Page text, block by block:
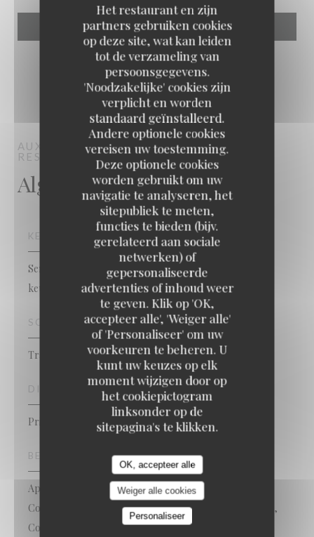
Het restaurant en zijn
partners gebruiken cookies
op deze site, wat kan leiden
tot de verzameling van
persoonsgegevens.
'Noodzakelijke' cookies zijn
verplicht en worden
standaard geïnstalleerd.
Andere optionele cookies
vereisen uw toestemming.
Deze optionele cookies
worden gebruikt om uw
navigatie te analyseren, het
sitepubliek te meten,
functies te bieden (bijv.
gerelateerd aan sociale
netwerken) of
gepersonaliseerde
advertenties of inhoud weer
te geven. Klik op 'OK,
accepteer alle', 'Weiger alle'
of 'Personaliseer' om uw
voorkeuren te beheren. U
kunt uw keuzes op elk
moment wijzigen door op
het cookiepictogram
linksonder op de
sitepagina's te klikken.
OK, accepteer alle
Weiger alle cookies
Personaliseer
AUX DEUX COULEURSTRADITIONEEL
RESTAURANTVIEUX-CONDÉ
Algemene informatie
KEUKEN
Senegalees, vers product, Eigengemaakt, Traditionele
keuken, traditioneel
SOORT BEDRIJF
Traditioneel restaurant
DIENSTEN
Private Hire, Geblokkeerde toegang
BETAALMETHODEN
Apple Pay, Paiement Sans ContactPaiement Sans
Contact, Eurocard / Mastercard, restaurant van Titres,
Contant geld, Visa, Vakantiecheques, controles,
Aux Deux Couleurs